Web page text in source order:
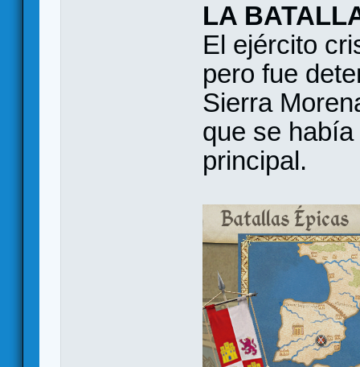
LA
El ejército
pero fue
Sierra
que se
principal.